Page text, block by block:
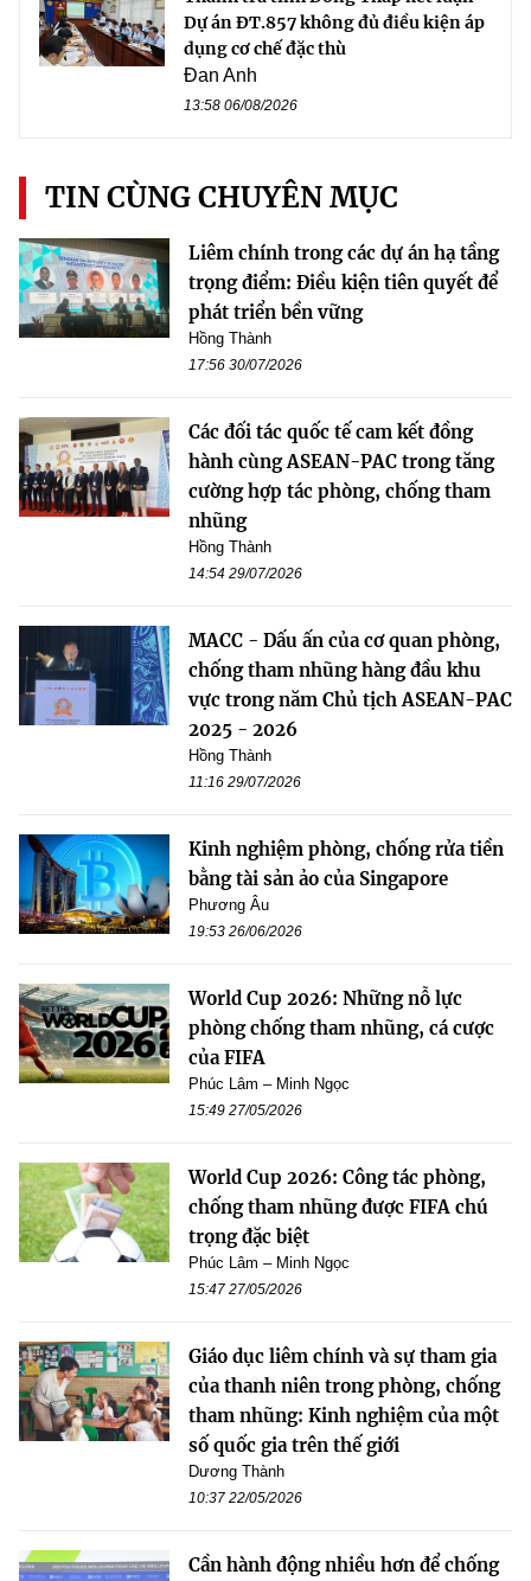
Dự án ĐT.857 không đủ điều kiện áp
dụng cơ chế đặc thù
Đan Anh
13:58 06/08/2026
TIN CÙNG CHUYÊN MỤC
Liêm chính trong các dự án hạ tầng
trọng điểm: Điều kiện tiên quyết để
phát triển bền vững
Hồng Thành
17:56 30/07/2026
Các đối tác quốc tế cam kết đồng
hành cùng ASEAN-PAC trong tăng
cường hợp tác phòng, chống tham
nhũng
Hồng Thành
14:54 29/07/2026
MACC - Dấu ấn của cơ quan phòng,
chống tham nhũng hàng đầu khu
vực trong năm Chủ tịch ASEAN-PAC
2025 - 2026
Hồng Thành
11:16 29/07/2026
Kinh nghiệm phòng, chống rửa tiền
bằng tài sản ảo của Singapore
Phương Âu
19:53 26/06/2026
World Cup 2026: Những nỗ lực
phòng chống tham nhũng, cá cược
của FIFA
Phúc Lâm – Minh Ngọc
15:49 27/05/2026
World Cup 2026: Công tác phòng,
chống tham nhũng được FIFA chú
trọng đặc biệt
Phúc Lâm – Minh Ngọc
15:47 27/05/2026
Giáo dục liêm chính và sự tham gia
của thanh niên trong phòng, chống
tham nhũng: Kinh nghiệm của một
số quốc gia trên thế giới
Dương Thành
10:37 22/05/2026
Cần hành động nhiều hơn để chống